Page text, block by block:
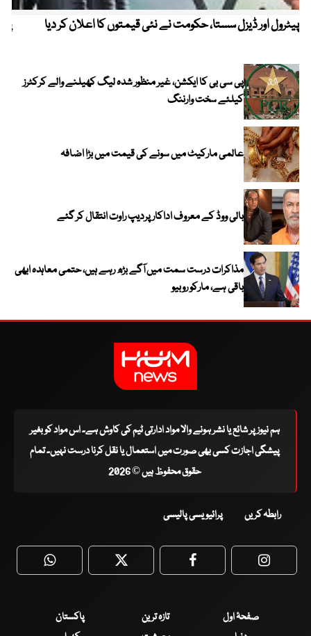
پیٹرول اور ڈیزل سستا، حکومت نے نئی قیمتوں کا اعلان کر دیا
پی سی بی کا ایکشن، غیر منظور شدہ لیگ کھیلنے والے کرکٹرز
کیلئے سخت وارننگ
عالمی مارکیٹ میں سونے کی قیمت میں بڑا اضافہ
بالی ووڈ کے معروف اداکار پردیپ راوت انتقال کر گئے
مذاکرات درست سمت میں آگے بڑھ رہے ہیں، حتمی معاہدہ ابھی
باقی ہے، مارکو روبیو
ہم نیوز پر شائع یا نشر ہونے والا مواد ادارتی ٹیم کی کاوش ہے۔ اس مواد کو بغیر
پیشگی اجازت کسی بھی صورت میں استعمال یا نقل کرنا درست نہیں۔ تمام
حقوق محفوظ ہیں © 2026
رابطہ کریں پرائیویسی پالیسی
WhatsApp Twitter Facebook
صفحۂ اول تازہ ترین
پاکستان